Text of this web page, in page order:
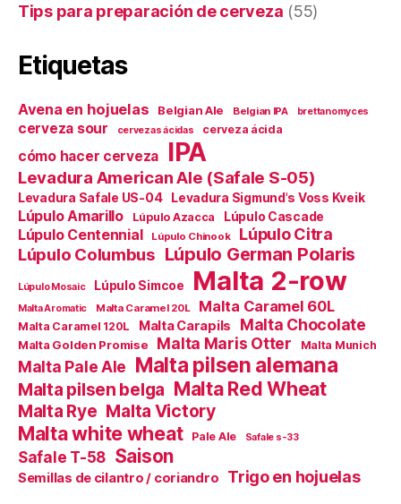
Tips para preparación de cerveza (55)
Etiquetas
Avena en hojuelas Belgian Ale Belgian IPA brettanomyces
cerveza sour cervezas ácidas cerveza ácida
cómo hacer cerveza IPA
Levadura American Ale (Safale S-05)
Levadura Safale US-04 Levadura Sigmund's Voss Kveik
Lúpulo Amarillo Lúpulo Azacca Lúpulo Cascade
Lúpulo Centennial Lúpulo Chinook Lúpulo Citra
Lúpulo Columbus Lúpulo German Polaris
Lúpulo Mosaic Lúpulo Simcoe Malta 2-row
Malta Aromatic Malta Caramel 20L Malta Caramel 60L
Malta Caramel 120L Malta Carapils Malta Chocolate
Malta Golden Promise Malta Maris Otter Malta Munich
Malta Pale Ale Malta pilsen alemana
Malta pilsen belga Malta Red Wheat
Malta Rye Malta Victory
Malta white wheat Pale Ale Safale s-33
Safale T-58 Saison
Semillas de cilantro / coriandro Trigo en hojuelas